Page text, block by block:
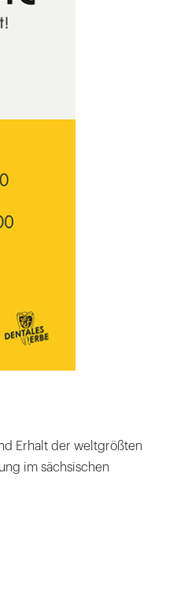
Erhalt der weltgrößten
im sächsischen